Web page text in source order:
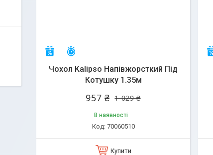
–7%
Чохол Kalipso Напівжорсткий Під
Котушку 1.35м
1 029 ₴
957 ₴
В наявності
70060510
Купити